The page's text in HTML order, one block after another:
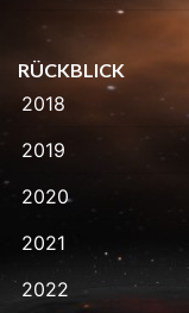
RÜCKBLICK
2018
2019
2020
2021
2022